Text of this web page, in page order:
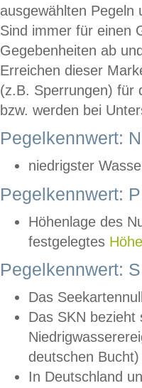
ausgewählten
Sind immer für einen
Gegebenheiten ab
Erreichen dieser
(z.B. Sperrungen) für
bzw. werden bei
Pegelkennwert:
niedrigster
Pegelkennwert:
Höhenlage des
festgelegtes
Pegelkennwert:
Das
Das SKN
deutschen
In Deutschland